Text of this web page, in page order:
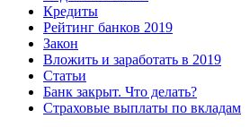
Кредиты
Рейтинг банков 2019
Закон
Вложить и заработать в 2019
Статьи
Банк закрыт. Что делать?
Страховые выплаты по вкладам